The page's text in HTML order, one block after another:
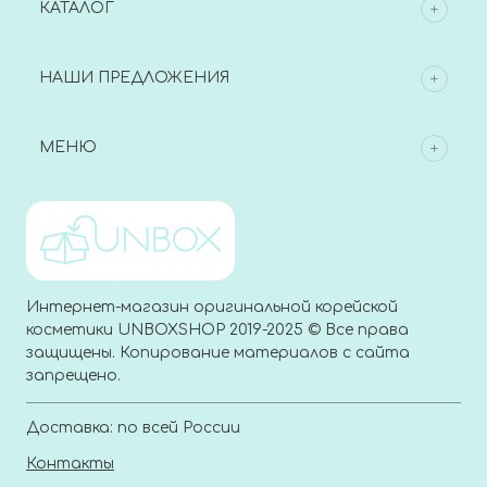
КАТАЛОГ
НАШИ ПРЕДЛОЖЕНИЯ
МЕНЮ
Интернет-магазин оригинальной корейской
косметики UNBOXSHOP 2019-2025 © Все права
защищены. Копирование материалов с сайта
запрещено.
Доставка: по всей России
Контакты